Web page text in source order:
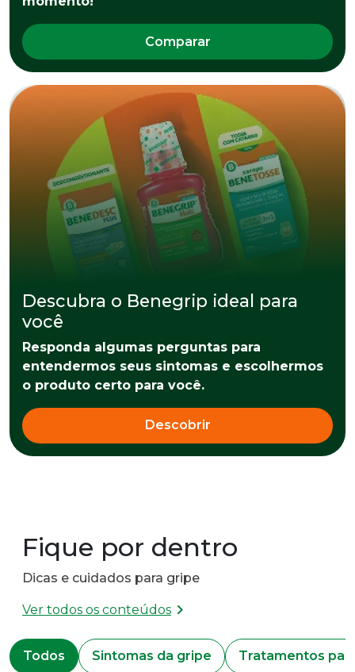
Comparar
Descubra o Benegrip ideal para
você
Responda algumas perguntas para
entendermos seus sintomas e escolhermos
o produto certo para você.
Descobrir
Fique por dentro
Dicas e cuidados para gripe
Ver todos os conteúdos chevron_right
Todos Sintomas da gripe Tratamentos